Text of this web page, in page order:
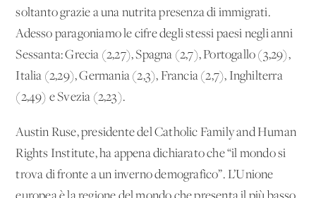
soltanto grazie a una nutrita presenza di immigrati.
Adesso paragoniamo le cifre degli stessi paesi negli anni
Sessanta: Grecia (2,27), Spagna (2,7), Portogallo (3,29),
Italia (2,29), Germania (2,3), Francia (2,7), Inghilterra
(2,49) e Svezia (2,23).
Austin Ruse, presidente del Catholic Family and Human
Rights Institute, ha appena dichiarato che “il mondo si
trova di fronte a un inverno demografico”. L’Unione